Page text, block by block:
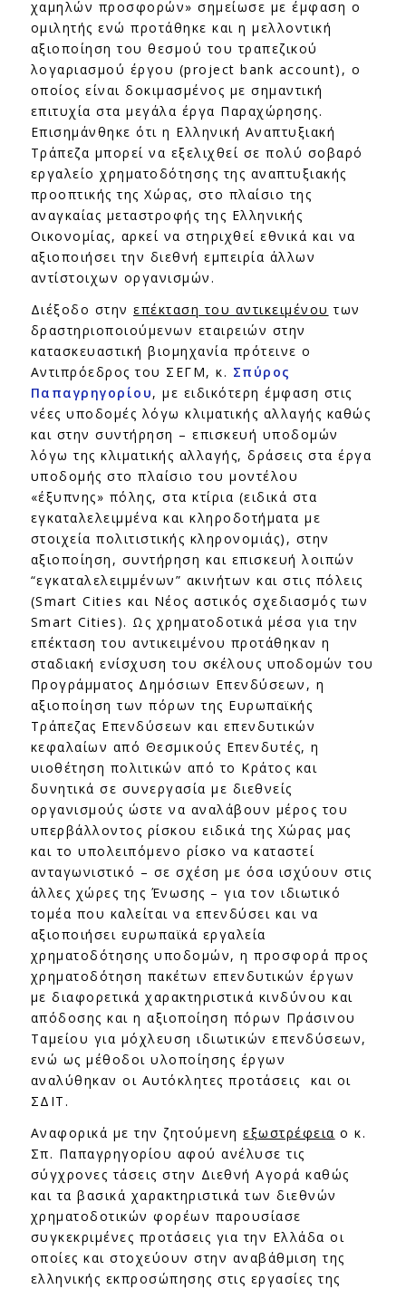
χαμηλών προσφορών» σημείωσε με έμφαση ο
ομιλητής ενώ προτάθηκε και η μελλοντική
αξιοποίηση του θεσμού του τραπεζικού
λογαριασμού έργου (project bank account), ο
οποίος είναι δοκιμασμένος με σημαντική
επιτυχία στα μεγάλα έργα Παραχώρησης.
Επισημάνθηκε ότι η Ελληνική Αναπτυξιακή
Τράπεζα μπορεί να εξελιχθεί σε πολύ σοβαρό
εργαλείο χρηματοδότησης της αναπτυξιακής
προοπτικής της Χώρας, στο πλαίσιο της
αναγκαίας μεταστροφής της Ελληνικής
Οικονομίας, αρκεί να στηριχθεί εθνικά και να
αξιοποιήσει την διεθνή εμπειρία άλλων
αντίστοιχων οργανισμών.
Διέξοδο στηνεπέκταση του αντικειμένου των
δραστηριοποιούμενων εταιρειών στην
κατασκευαστική βιομηχανία πρότεινε ο
Αντιπρόεδρος του ΣΕΓΜ, κ. Σπύρος
Παπαγρηγορίου, με ειδικότερη έμφαση στις
νέες υποδομές λόγω κλιματικής αλλαγής καθώς
και στην συντήρηση – επισκευή υποδομών
λόγω της κλιματικής αλλαγής, δράσεις στα έργα
υποδομής στο πλαίσιο του μοντέλου
«έξυπνης» πόλης, στα κτίρια (ειδικά στα
εγκαταλελειμμένα και κληροδοτήματα με
στοιχεία πολιτιστικής κληρονομιάς), στην
αξιοποίηση, συντήρηση και επισκευή λοιπών
“εγκαταλελειμμένων” ακινήτων και στις πόλεις
(Smart Cities και Νέος αστικός σχεδιασμός των
Smart Cities). Ως χρηματοδοτικά μέσα για την
επέκταση του αντικειμένου προτάθηκαν η
σταδιακή ενίσχυση του σκέλους υποδομών του
Προγράμματος Δημόσιων Επενδύσεων, η
αξιοποίηση των πόρων της Ευρωπαϊκής
Τράπεζας Επενδύσεων και επενδυτικών
κεφαλαίων από Θεσμικούς Επενδυτές, η
υιοθέτηση πολιτικών από το Κράτος και
δυνητικά σε συνεργασία με διεθνείς
οργανισμούς ώστε να αναλάβουν μέρος του
υπερβάλλοντος ρίσκου ειδικά της Χώρας μας
και το υπολειπόμενο ρίσκο να καταστεί
ανταγωνιστικό – σε σχέση με όσα ισχύουν στις
άλλες χώρες της Ένωσης – για τον ιδιωτικό
τομέα που καλείται να επενδύσει και να
αξιοποιήσει ευρωπαϊκά εργαλεία
χρηματοδότησης υποδομών, η προσφορά προς
χρηματοδότηση πακέτων επενδυτικών έργων
με διαφορετικά χαρακτηριστικά κινδύνου και
απόδοσης και η αξιοποίηση πόρων Πράσινου
Ταμείου για μόχλευση ιδιωτικών επενδύσεων,
ενώ ως μέθοδοι υλοποίησης έργων
αναλύθηκαν οι Αυτόκλητες προτάσεις και οι
ΣΔΙΤ.
Αναφορικά με την ζητούμενηεξωστρέφεια ο κ.
Σπ. Παπαγρηγορίου αφού ανέλυσε τις
σύγχρονες τάσεις στην Διεθνή Αγορά καθώς
και τα βασικά χαρακτηριστικά των διεθνών
χρηματοδοτικών φορέων παρουσίασε
συγκεκριμένες προτάσεις για την Ελλάδα οι
οποίες και στοχεύουν στην αναβάθμιση της
ελληνικής εκπροσώπησης στις εργασίες της